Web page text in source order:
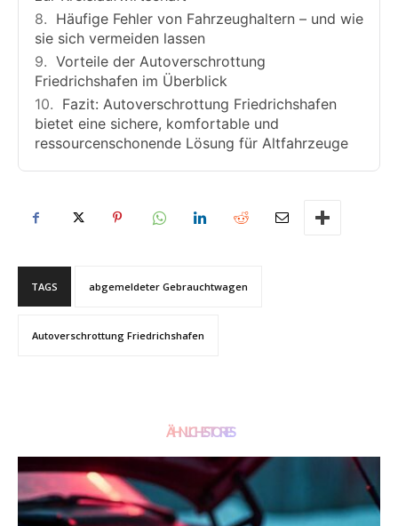
Häufige Fehler von Fahrzeughaltern – und wie
sie sich vermeiden lassen
Vorteile der Autoverschrottung
Friedrichshafen im Überblick
Fazit: Autoverschrottung Friedrichshafen
bietet eine sichere, komfortable und
ressourcenschonende Lösung für Altfahrzeuge
TAGS abgemeldeter Gebrauchtwagen
Autoverschrottung Friedrichshafen
ÄHNLICHE STORIES